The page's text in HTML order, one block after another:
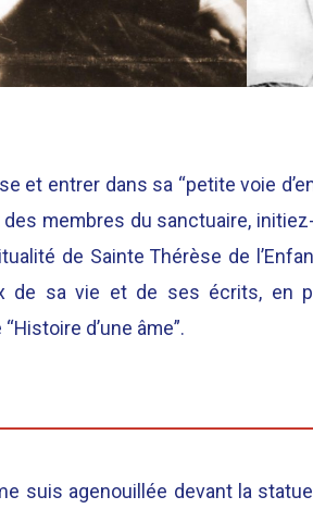
et entrer dans sa “petite voie
membres du sanctuaire,
de Sainte Thérèse de
de sa vie et de ses écrits, en
d’une âme”.
suis agenouillée devant la